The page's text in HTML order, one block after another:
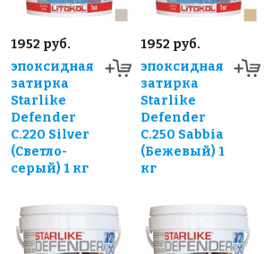
1952 руб.
эпоксидная
затирка
Starlike
Defender
С.220 Silver
(Светло-
серый) 1 кг
1952 руб.
эпоксидная
затирка
Starlike
Defender
С.250 Sabbia
(Бежевый) 1
кг